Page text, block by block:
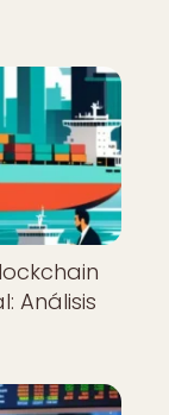
Análisis